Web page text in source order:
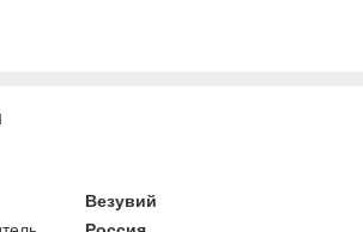
Везувий